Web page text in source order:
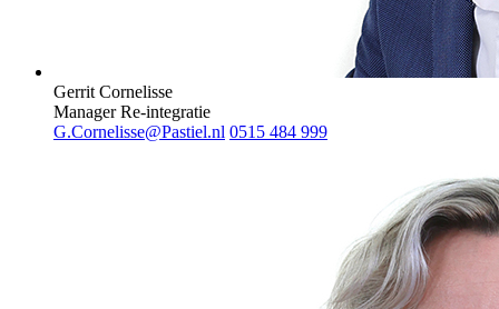
Gerrit Cornelisse
Manager Re-integratie
G.Cornelisse@Pastiel.nl 0515 484 999